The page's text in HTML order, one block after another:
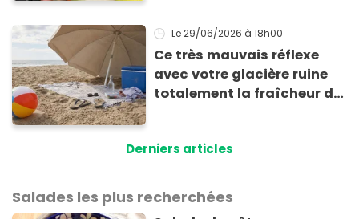
Le 29/06/2026 à 18h00
Ce très mauvais réflexe
avec votre glacière ruine
totalement la fraîcheur de
Derniers articles
Salades les plus recherchées